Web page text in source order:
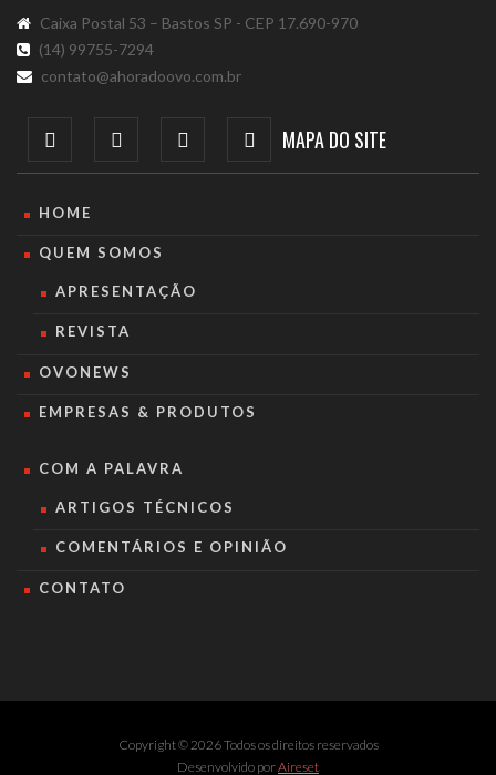
Caixa Postal 53 – Bastos SP - CEP 17.690-970
(14) 99755-7294
contato@ahoradoovo.com.br
MAPA DO SITE
HOME
QUEM SOMOS
APRESENTAÇÃO
REVISTA
OVONEWS
EMPRESAS & PRODUTOS
COM A PALAVRA
ARTIGOS TÉCNICOS
COMENTÁRIOS E OPINIÃO
CONTATO
Copyright © 2026 Todos os direitos reservados
Desenvolvido porAireset